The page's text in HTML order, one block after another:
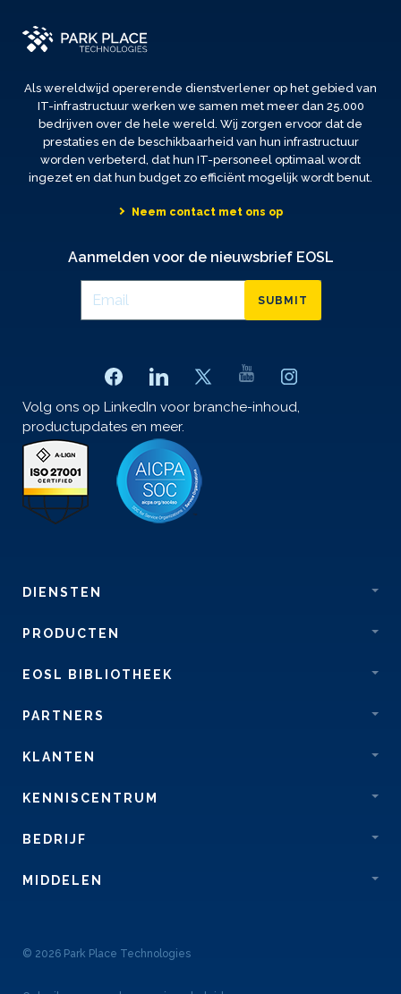
Als wereldwijd opererende dienstverlener op het gebied van
IT-infrastructuur werken we samen met meer dan 25.000
bedrijven over de hele wereld. Wij zorgen ervoor dat de
prestaties en de beschikbaarheid van hun infrastructuur
worden verbeterd, dat hun IT-personeel optimaal wordt
ingezet en dat hun budget zo efficiënt mogelijk wordt benut.
Neem contact met ons op
Aanmelden voor de nieuwsbrief EOSL
SUBMIT
Volg ons op LinkedIn voor branche-inhoud,
productupdates en meer.
DIENSTEN
PRODUCTEN
EOSL BIBLIOTHEEK
PARTNERS
KLANTEN
KENNISCENTRUM
BEDRIJF
MIDDELEN
© 2026 Park Place Technologies